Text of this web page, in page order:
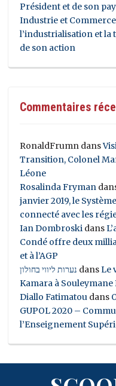
Président et de son
Industrie et
l’industrialisation et
de son action
Commentaires
RonaldFrumn dans
Transition, Colonel
Léone
Rosalinda Fryman
janvier 2019, le
connecté avec les
Ian Dombroski dans
Condé offre deux
et à l’AGP
נערות ליווי בחולון dansLe
Kamara à Souleymane
Diallo Fatimatou dans
GUPOL 2020 –
l’Enseignement